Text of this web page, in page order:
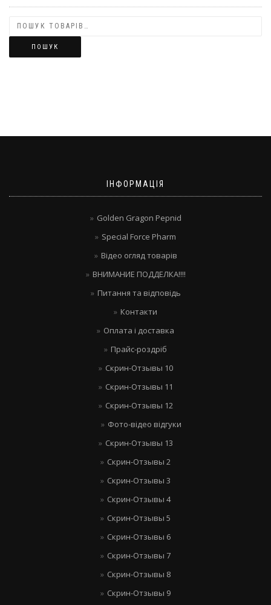
ПОШУК
ІНФОРМАЦІЯ
Golden Gragon Pepnid
Special Force Pharm
Відео огляд товарів
ВНИМАНИЕ ПОДДЕЛКА!!!!
Питання та відповідь
Контакти
Оплата і доставка
Прайс-роздріб
Скрин-Отзывы 10
Скрин-Отзывы 11
Скрин-Отзывы 12
Фото-відео відгуки
Скрин-Отзывы 13
Скрин-Отзывы 2
Скрин-Отзывы 3
Скрин-Отзывы 4
Скрин-Отзывы 5
Скрин-Отзывы 6
Скрин-Отзывы 7
Скрин-Отзывы 8
Скрин-Отзывы 9